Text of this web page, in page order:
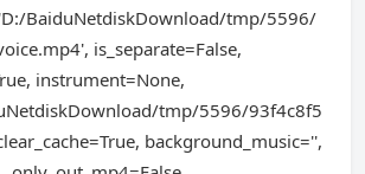
BaiduNetdiskDownload/tmp/5596/
is_separate=False,
instrument=None,
tmp/5596/93f4c8f5
background_music='',